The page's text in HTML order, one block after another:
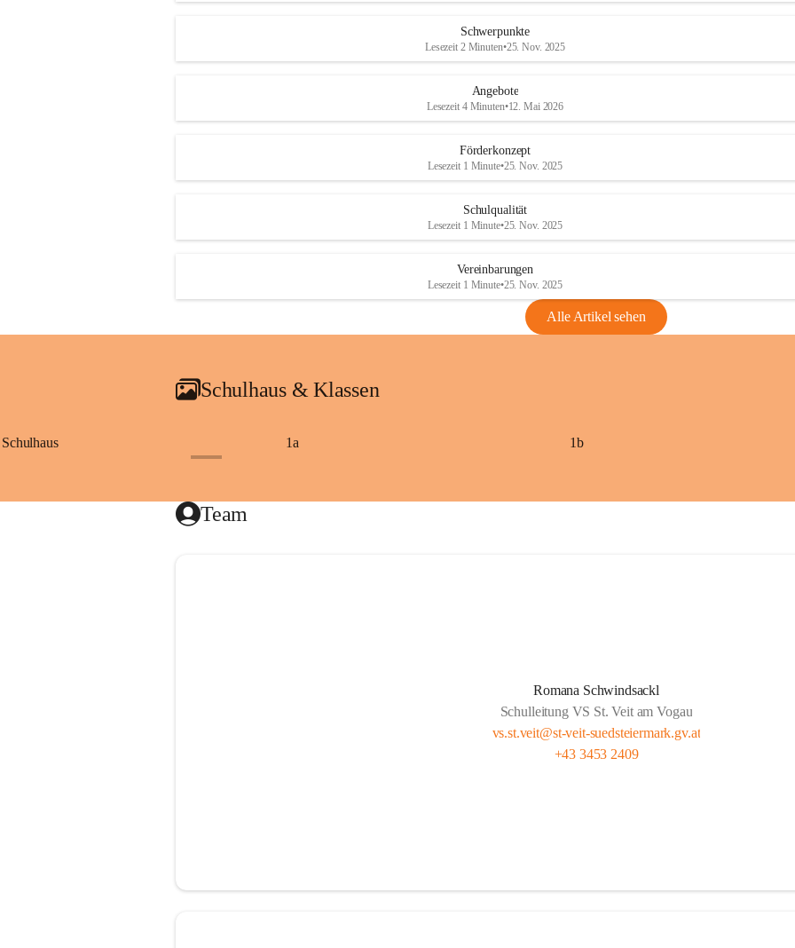
Schwerpunkte
Lesezeit 2 Minuten•25. Nov. 2025
Angebote
Lesezeit 4 Minuten•12. Mai 2026
Förderkonzept
Lesezeit 1 Minute•25. Nov. 2025
Schulqualität
Lesezeit 1 Minute•25. Nov. 2025
Vereinbarungen
Lesezeit 1 Minute•25. Nov. 2025
Alle Artikel sehen
Schulhaus & Klassen
Schulhaus 1a 1b
Team
Romana Schwindsackl
Schulleitung VS St. Veit am Vogau
vs.st.veit@st-veit-suedsteiermark.gv.at
+43 3453 2409